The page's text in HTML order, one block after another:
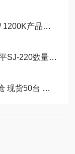
anritsu 安立 手持式温度计HD-1200E / 1200K产品介绍
美萨携手--SHINKO新光高精度电子天平SJ-220数量300现货销售
思美高（Simco-Ion）Top Gun离子风枪 现货50台 要的速来